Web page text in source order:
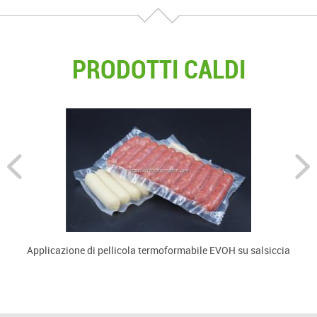
PRODOTTI CALDI
Applicazione di pellicola termoformabile EVOH su salsiccia